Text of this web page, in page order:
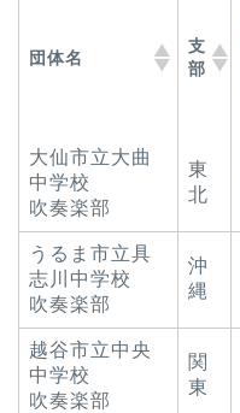
団体名
支
部
大仙市立大曲
中学校
吹奏楽部
東
北
うるま市立具
志川中学校
吹奏楽部
沖
縄
越谷市立中央
中学校
吹奏楽部
関
東